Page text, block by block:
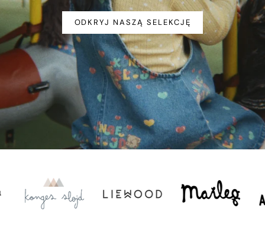
ODKRYJ NASZĄ SELEKCJĘ